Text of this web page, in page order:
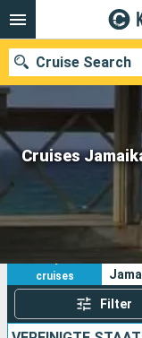
Cruises
Cruise Search
Our destinations
Departure month
4
cruises
Filter